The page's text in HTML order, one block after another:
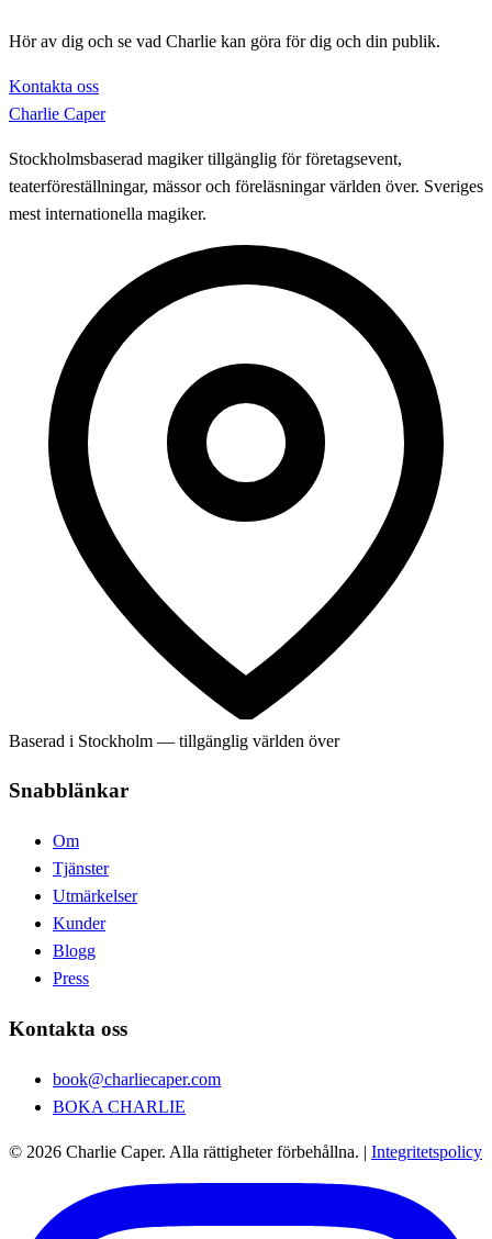
Hör av dig och se vad Charlie kan göra för dig och din publik.
Kontakta oss
Charlie Caper
Stockholmsbaserad magiker tillgänglig för företagsevent,
teaterföreställningar, mässor och föreläsningar världen över. Sveriges
mest internationella magiker.
Baserad i Stockholm — tillgänglig världen över
Snabblänkar
Om
Tjänster
Utmärkelser
Kunder
Blogg
Press
Kontakta oss
book@charliecaper.com
BOKA CHARLIE
© 2026 Charlie Caper. Alla rättigheter förbehållna. | Integritetspolicy